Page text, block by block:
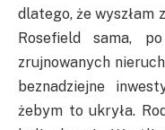
dlatego, że wyszłam
Rosefield sama,
zrujnowanych
beznadziejne
żebym to ukryła.